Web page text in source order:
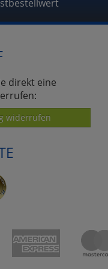
direkt eine
widerrufen